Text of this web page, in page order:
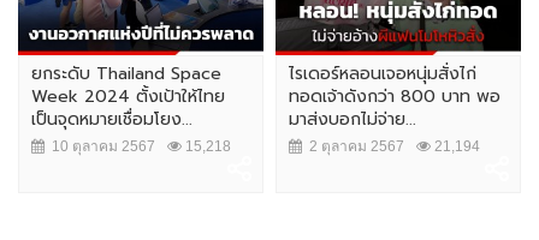
ยกระดับ Thailand Space
Week 2024 ตั้งเป้าให้ไทย
เป็นจุดหมายเชื่อมโยง...
10 ตุลาคม 2567 15,218
ไรเดอร์หลอนเจอหนุ่มสั่งไก่
ทอดเจ้าดังกว่า 800 บาท พอ
มาส่งบอกไม่จ่าย...
2 ตุลาคม 2567 21,194